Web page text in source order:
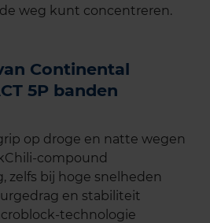
weg kunt concentreren.
Continental
5P banden
op droge en natte wegen
compound
zelfs bij hoge snelheden
en stabiliteit
technologie